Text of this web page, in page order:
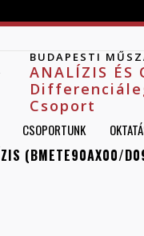
BUDAPESTI
ANALÍZIS ÉS
Csoport
CSOPORTUNK
(BMETE90AX00/